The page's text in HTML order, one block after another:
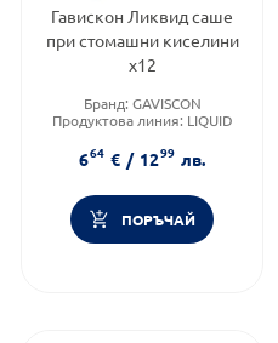
Гавискон Ликвид саше
при стомашни киселини
х12
Бранд: GAVISCON
Продуктова линия: LIQUID
664 € / 1299 лв.
ПОРЪЧАЙ